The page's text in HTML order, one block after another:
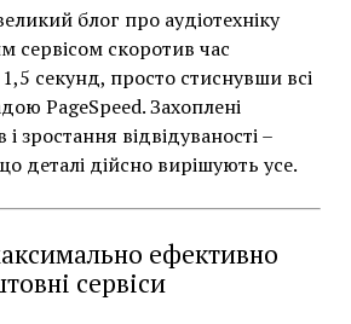
блог про аудіотехніку
сервісом скоротив час
секунд, просто стиснувши всі
PageSpeed. Захоплені
і зростання відвідуваності –
деталі дійсно вирішують усе.
ефективно
сервіси